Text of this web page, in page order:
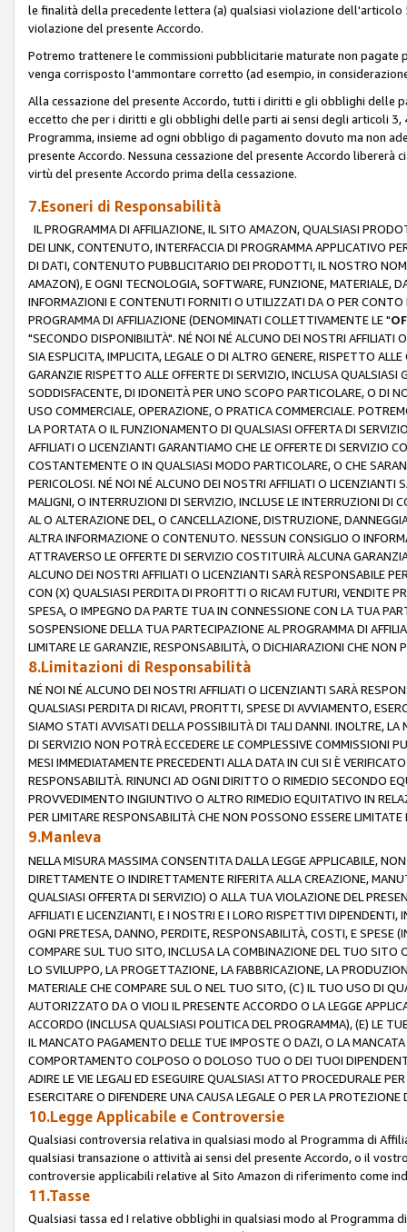
le finalità della precedente lettera (a) qualsiasi violazione
violazione del presente Accordo.
Potremo trattenere le commissioni pubblicitarie maturate non
venga corrisposto l'ammontare corretto (ad esempio, in
Alla cessazione del presente Accordo, tutti i diritti e gli obblighi delle
eccetto che per i diritti e gli obblighi delle parti ai sensi degli articoli
Programma, insieme ad ogni obbligo di pagamento dovuto ma non
presente Accordo. Nessuna cessazione del presente Accordo
virtù del presente Accordo prima della cessazione.
7.Esoneri di Responsabilità
IL PROGRAMMA DI AFFILIAZIONE, IL SITO AMAZON, QUALSIASI
DEI LINK, CONTENUTO, INTERFACCIA DI PROGRAMMA APPLICATIVO
DI DATI, CONTENUTO PUBBLICITARIO DEI PRODOTTI, IL NOSTRO
AMAZON), E OGNI TECNOLOGIA, SOFTWARE, FUNZIONE, MATERIALE,
INFORMAZIONI E CONTENUTI FORNITI O UTILIZZATI DA O PER
PROGRAMMA DI AFFILIAZIONE (DENOMINATI COLLETTIVAMENTE LE "
"SECONDO DISPONIBILITÀ". NÉ NOI NÉ ALCUNO DEI NOSTRI
SIA ESPLICITA, IMPLICITA, LEGALE O DI ALTRO GENERE, RISPETTO
GARANZIE RISPETTO ALLE OFFERTE DI SERVIZIO, INCLUSA
SODDISFACENTE, DI IDONEITÀ PER UNO SCOPO PARTICOLARE, O DI
USO COMMERCIALE, OPERAZIONE, O PRATICA COMMERCIALE.
LA PORTATA O IL FUNZIONAMENTO DI QUALSIASI OFFERTA DI
AFFILIATI O LICENZIANTI GARANTIAMO CHE LE OFFERTE DI SERVIZIO
COSTANTEMENTE O IN QUALSIASI MODO PARTICOLARE, O CHE
PERICOLOSI. NÉ NOI NÉ ALCUNO DEI NOSTRI AFFILIATI O LICENZIANTI
MALIGNI, O INTERRUZIONI DI SERVIZIO, INCLUSE LE INTERRUZIONI DI
AL O ALTERAZIONE DEL, O CANCELLAZIONE, DISTRUZIONE,
ALTRA INFORMAZIONE O CONTENUTO. NESSUN CONSIGLIO O
ATTRAVERSO LE OFFERTE DI SERVIZIO COSTITUIRÀ ALCUNA
ALCUNO DEI NOSTRI AFFILIATI O LICENZIANTI SARÀ RESPONSABILE
CON (X) QUALSIASI PERDITA DI PROFITTI O RICAVI FUTURI, VENDITE
SPESA, O IMPEGNO DA PARTE TUA IN CONNESSIONE CON LA TUA
SOSPENSIONE DELLA TUA PARTECIPAZIONE AL PROGRAMMA DI
LIMITARE LE GARANZIE, RESPONSABILITÀ, O DICHIARAZIONI CHE NON
8.Limitazioni di Responsabilità
NÉ NOI NÉ ALCUNO DEI NOSTRI AFFILIATI O LICENZIANTI SARÀ
QUALSIASI PERDITA DI RICAVI, PROFITTI, SPESE DI AVVIAMENTO,
SIAMO STATI AVVISATI DELLA POSSIBILITÀ DI TALI DANNI. INOLTRE,
DI SERVIZIO NON POTRÀ ECCEDERE LE COMPLESSIVE COMMISSIONI
MESI IMMEDIATAMENTE PRECEDENTI ALLA DATA IN CUI SI È
RESPONSABILITÀ. RINUNCI AD OGNI DIRITTO O RIMEDIO SECONDO
PROVVEDIMENTO INGIUNTIVO O ALTRO RIMEDIO EQUITATIVO IN
PER LIMITARE RESPONSABILITÀ CHE NON POSSONO ESSERE LIMITATE
9.Manleva
NELLA MISURA MASSIMA CONSENTITA DALLA LEGGE APPLICABILE,
DIRETTAMENTE O INDIRETTAMENTE RIFERITA ALLA CREAZIONE,
QUALSIASI OFFERTA DI SERVIZIO) O ALLA TUA VIOLAZIONE DEL
AFFILIATI E LICENZIANTI, E I NOSTRI E I LORO RISPETTIVI
OGNI PRETESA, DANNO, PERDITE, RESPONSABILITÀ, COSTI, E SPESE
COMPARE SUL TUO SITO, INCLUSA LA COMBINAZIONE DEL TUO SITO
LO SVILUPPO, LA PROGETTAZIONE, LA FABBRICAZIONE, LA
MATERIALE CHE COMPARE SUL O NEL TUO SITO, (C) IL TUO USO DI
AUTORIZZATO DA O VIOLI IL PRESENTE ACCORDO O LA LEGGE
ACCORDO (INCLUSA QUALSIASI POLITICA DEL PROGRAMMA), (E) LE
IL MANCATO PAGAMENTO DELLE TUE IMPOSTE O DAZI, O LA
COMPORTAMENTO COLPOSO O DOLOSO TUO O DEI TUOI
ADIRE LE VIE LEGALI ED ESEGUIRE QUALSIASI ATTO PROCEDURALE
ESERCITARE O DIFENDERE UNA CAUSA LEGALE O PER LA
10.Legge Applicabile e Controversie
Qualsiasi controversia relativa in qualsiasi modo al Programma di
qualsiasi transazione o attività ai sensi del presente Accordo, o il
controversie applicabili relative al Sito Amazon di riferimento come
11.Tasse
Qualsiasi tassa ed I relative obblighi in qualsiasi modo al